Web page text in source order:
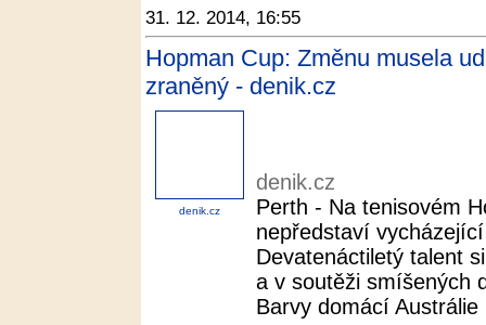
31. 12. 2014, 16:55
Hopman Cup: Změnu musela
zraněný - denik.cz
denik.cz
denik.cz
Perth - Na tenisovém
nepředstaví
Devatenáctiletý talent
a v soutěži smíšených
Barvy domácí